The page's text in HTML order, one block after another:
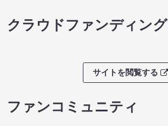
クラウドファンディング
サイトを閲覧する
ファンコミュニティ